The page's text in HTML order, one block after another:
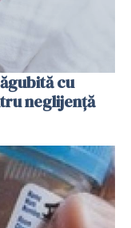
cu
neglijenţă